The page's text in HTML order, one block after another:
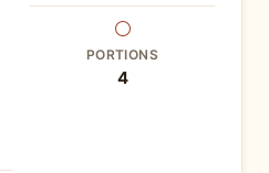
⚪
PORTIONS
4